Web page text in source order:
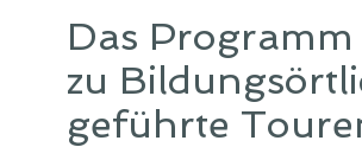
Das
zu
geführte